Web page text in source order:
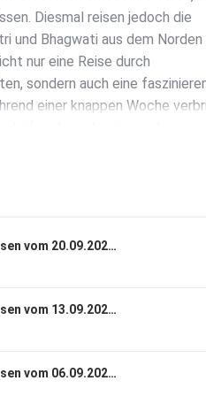
Diesmal reisen jedoch die
und Bhagwati aus dem Norden
nur eine Reise durch
sondern auch eine
einer knappen Woche
eigenen Geschichten mit Lydia
und Zuschauer dürfen
Begegnungen und
unterschiedlichen Kulturen
Wiedersehen» ist eine
Gemeinsamkeiten, die
Wenn Landfrauen reisen vom 20.09.2024 (Staffel 8, Folge 4)
Wenn Landfrauen reisen vom 13.09.2024 (Staffel 8, Folge 3)
Wenn Landfrauen reisen vom 06.09.2024 (Staffel 8, Folge 2)